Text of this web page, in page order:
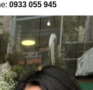
0933 055 945